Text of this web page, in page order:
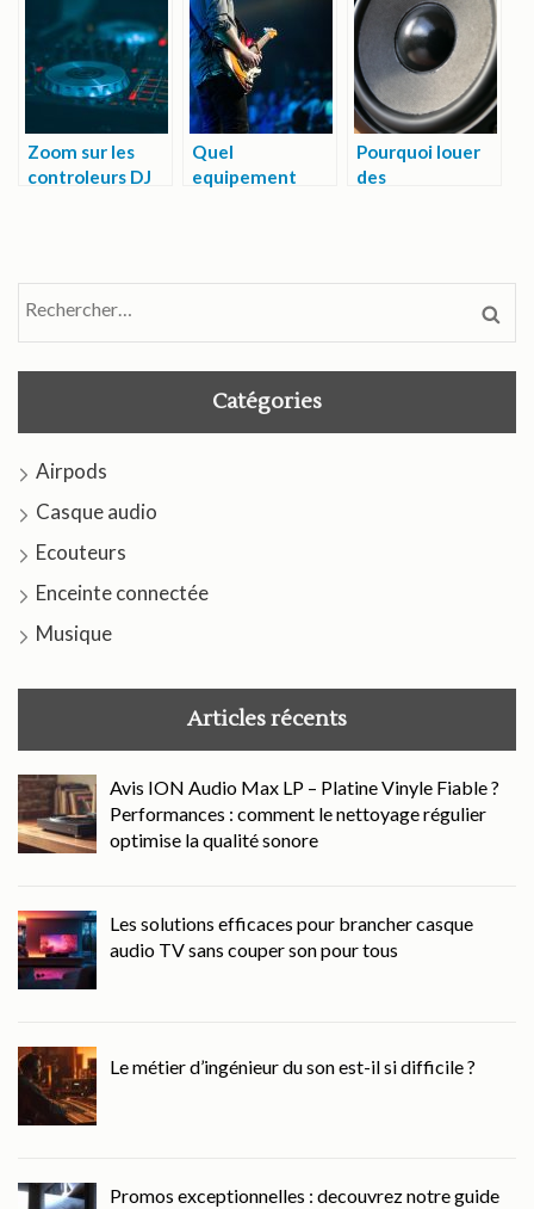
une enceinte
connectée
par le son d’une
guitare
sur des amplis ?
Zoom sur les
controleurs DJ
Quel
equipement
Pourquoi louer
des
Catégories
Airpods
Casque audio
Ecouteurs
Enceinte connectée
Musique
Articles récents
Avis ION Audio Max LP – Platine Vinyle Fiable ?
Performances : comment le nettoyage régulier
optimise la qualité sonore
Les solutions efficaces pour brancher casque
audio TV sans couper son pour tous
Le métier d’ingénieur du son est-il si difficile ?
Promos exceptionnelles : decouvrez notre guide